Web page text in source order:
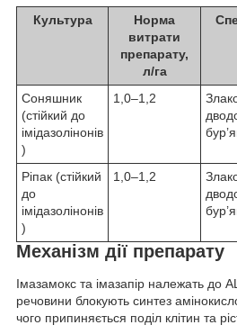
Культура
Норма
витрати
препарату,
л/га
Соняшник
(стійкий до
імідазолінонів
)
1,0–1,2
Ріпак (стійкий
до
імідазолінонів
)
1,0–1,2
Механізм дії препарату
Імазамокс та імазапір належать до
речовини блокують синтез
чого припиняється поділ клітин та